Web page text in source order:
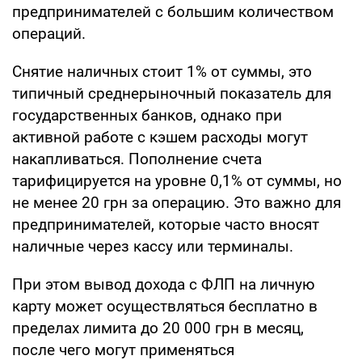
предпринимателей с большим количеством
операций.
Снятие наличных стоит 1% от суммы, это
типичный среднерыночный показатель для
государственных банков, однако при
активной работе с кэшем расходы могут
накапливаться. Пополнение счета
тарифицируется на уровне 0,1% от суммы, но
не менее 20 грн за операцию. Это важно для
предпринимателей, которые часто вносят
наличные через кассу или терминалы.
При этом вывод дохода с ФЛП на личную
карту может осуществляться бесплатно в
пределах лимита до 20 000 грн в месяц,
после чего могут применяться